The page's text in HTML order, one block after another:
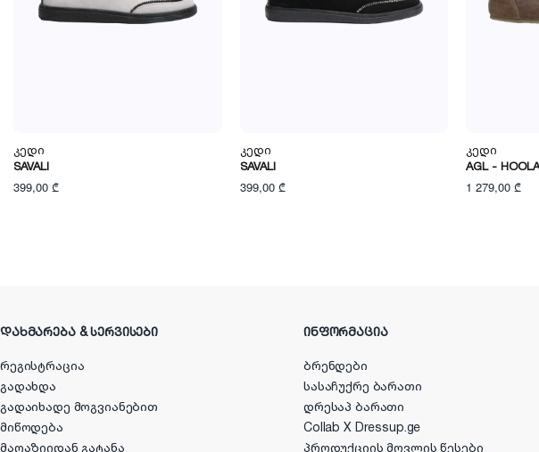
Კედი
SAVALI
399,00 ₾
Კედი
SAVALI
399,00 ₾
Კედი
AGL -
1 279,00 ₾
ᲓᲐᲮᲛᲐᲠᲔᲑᲐ & ᲡᲔᲠᲕᲘᲡᲔᲑᲘ
რეგისტრაცია
გადახდა
გადაიხადე მოგვიანებით
მიწოდება
ᲘᲜᲤᲝᲠᲛᲐᲪᲘᲐ
ბრენდები
სასაჩუქრე ბარათი
დრესაპ ბარათი
Collab X Dressup.ge